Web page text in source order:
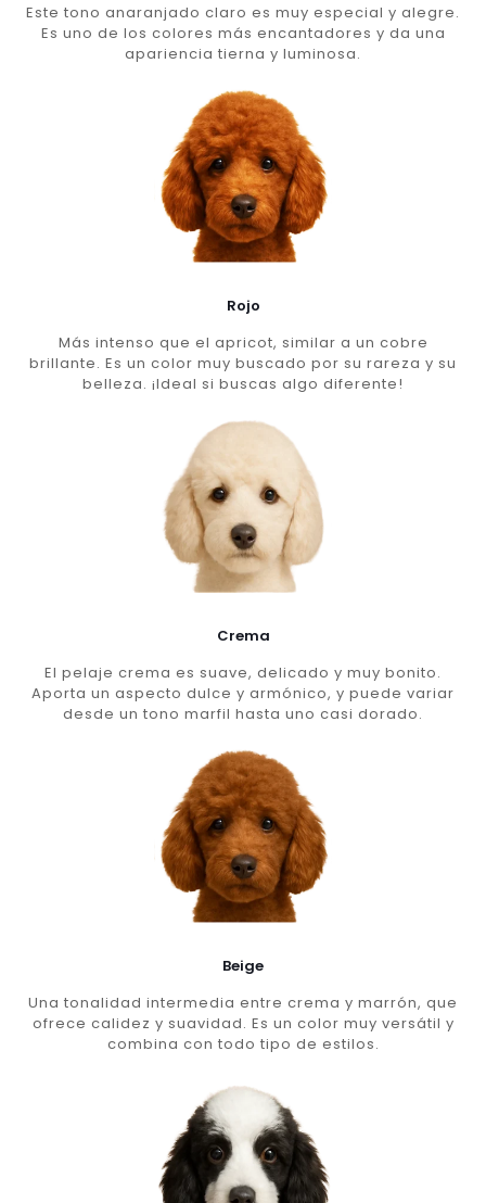
Este tono anaranjado claro es muy especial y alegre.
Es uno de los colores más encantadores y da una
apariencia tierna y luminosa.
Rojo
Más intenso que el apricot, similar a un cobre
brillante. Es un color muy buscado por su rareza y su
belleza. ¡Ideal si buscas algo diferente!
Crema
El pelaje crema es suave, delicado y muy bonito.
Aporta un aspecto dulce y armónico, y puede variar
desde un tono marfil hasta uno casi dorado.
Beige
Una tonalidad intermedia entre crema y marrón, que
ofrece calidez y suavidad. Es un color muy versátil y
combina con todo tipo de estilos.